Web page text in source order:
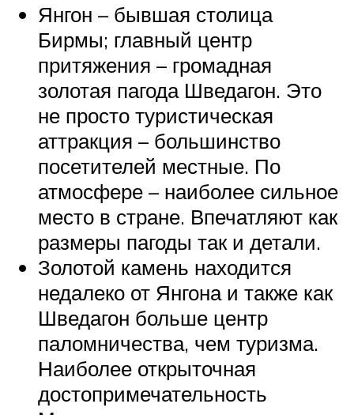
Янгон – бывшая столица
Бирмы; главный центр
притяжения – громадная
золотая пагода Шведагон. Это
не просто туристическая
аттракция – большинство
посетителей местные. По
атмосфере – наиболее сильное
место в стране. Впечатляют как
размеры пагоды так и детали.
Золотой камень находится
недалеко от Янгона и также как
Шведагон больше центр
паломничества, чем туризма.
Наиболее открыточная
достопримечательность